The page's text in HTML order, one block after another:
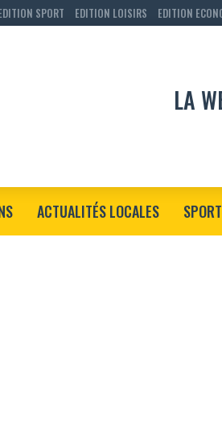
SPORT EDITION LOISIRS EDITION
ACTUALITÉS LOCALES